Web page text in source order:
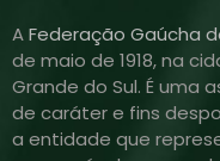
AFederação Gaúcha
de maio de 1918, na
Grande do Sul. É uma
de caráter e fins
a entidade que